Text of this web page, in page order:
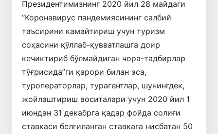
Президентимизнинг 2020 йил 28 майдаги
“Коронавирус пандемиясининг салбий
таъсирини камайтириш учун туризм
соҳасини қўллаб-қувватлашга доир
кечиктириб бўлмайдиган чора-тадбирлар
тўғрисида”ги қарори билан эса,
туроператорлар, турагентлар, шунингдек,
жойлаштириш воситалари учун 2020 йил 1
июндан 31 декабрга қадар фойда солиғи
ставкаси белгиланган ставкага нисбатан 50